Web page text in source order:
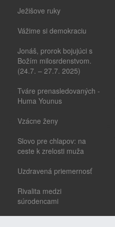
Ježišove ruky
Vážime si demokraciu
Jonáš, prorok bojujúci s
Božím milosrdenstvom.
(24.7. – 27.7. 2025)
Tváre prenasledovaných -
Huma Younus
Vzácne ženy
Slovo pre chlapov: na
ceste k zrelosti muža
Uzdravená priemernosť
Rivalita medzi
súrodencami